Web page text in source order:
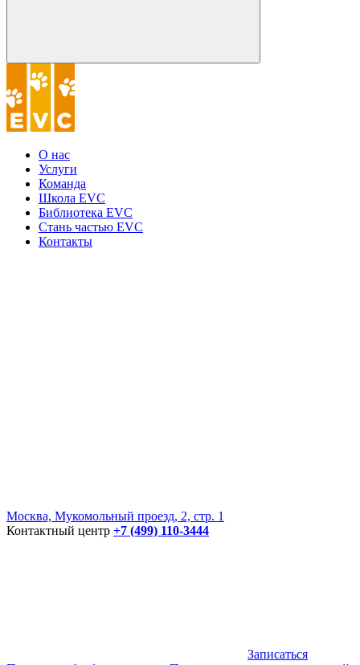
О нас
Услуги
Команда
Школа EVC
Библиотека EVC
Стань частью EVC
Контакты
Москва, Мукомольный проезд, 2, стр. 1
Контактный центр +7 (499) 110-3444
Записаться